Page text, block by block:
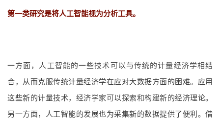
第一类研究是将人工智能视为分析工具。
一方面，人工智能的一些技术可以与传统的计量经济学相结
合，从而克服传统计量经济学在应对大数据方面的困难。应用
这些新的计量技术，经济学家可以探索和构建新的经济理论。
另一方面，人工智能的发展也为采集新的数据提供了便利。借